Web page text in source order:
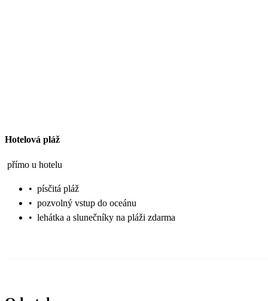
Hotelová pláž
přímo u hotelu
• písčitá pláž
• pozvolný vstup do oceánu
• lehátka a slunečníky na pláži zdarma